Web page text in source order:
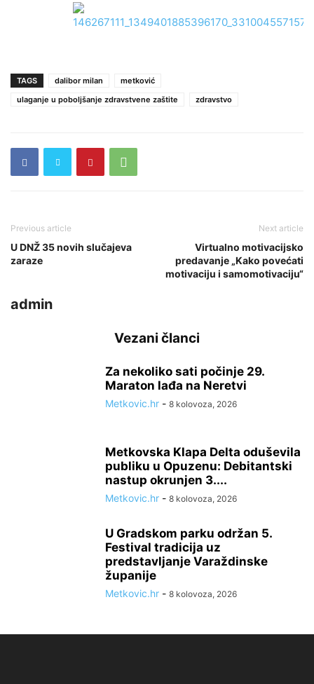
TAGS dalibor milan
metković
ulaganje u poboljšanje zdravstvene zaštite
zdravstvo
Previous article
U DNŽ 35 novih slučajeva
zaraze
Next article
Virtualno motivacijsko
predavanje „Kako povećati
motivaciju i samomotivaciju“
admin
Vezani članci
Za nekoliko sati počinje 29.
Maraton lađa na Neretvi
Metkovic.hr - 8 kolovoza, 2026
Metkovska Klapa Delta oduševila
publiku u Opuzenu: Debitantski
nastup okrunjen 3....
Metkovic.hr - 8 kolovoza, 2026
U Gradskom parku održan 5.
Festival tradicija uz
predstavljanje Varaždinske
županije
Metkovic.hr - 8 kolovoza, 2026